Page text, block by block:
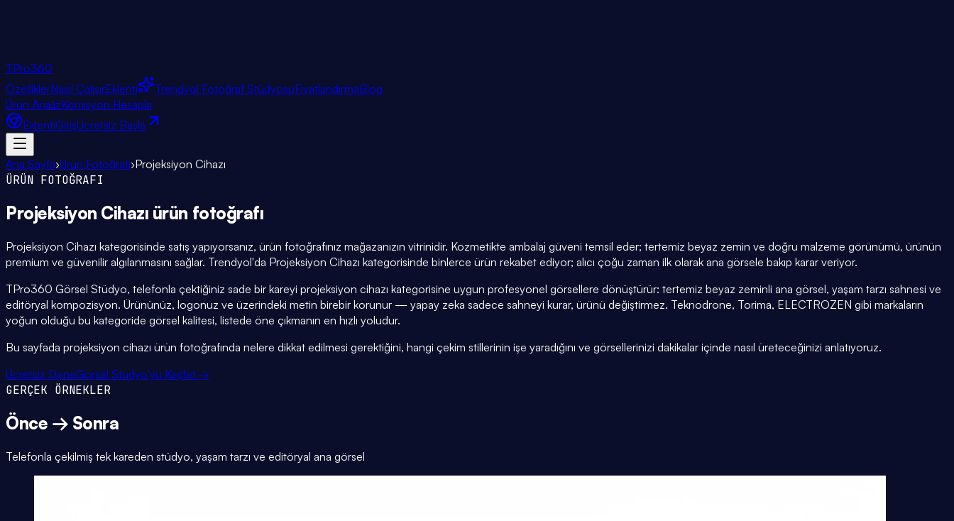
TPro360
ÖzelliklerNasıl ÇalışırEklenti Trendyol Fotoğraf StüdyosuFiyatlandırmaBlog
Ürün AnalizKomisyon Hesapla
EklentiGirişÜcretsiz Başla
Ana Sayfa›Ürün Fotoğrafı›Projeksiyon Cihazı
ÜRÜN FOTOĞRAFI
Projeksiyon Cihazı ürün fotoğrafı
Projeksiyon Cihazı kategorisinde satış yapıyorsanız, ürün fotoğrafınız mağazanızın vitrinidir. Kozmetikte ambalaj güveni temsil eder; tertemiz beyaz zemin ve doğru malzeme görünümü, ürünün
premium ve güvenilir algılanmasını sağlar. Trendyol'da Projeksiyon Cihazı kategorisinde binlerce ürün rekabet ediyor; alıcı çoğu zaman ilk olarak ana görsele bakıp karar veriyor.
TPro360 Görsel Stüdyo, telefonla çektiğiniz sade bir kareyi projeksiyon cihazı kategorisine uygun profesyonel görsellere dönüştürür: tertemiz beyaz zeminli ana görsel, yaşam tarzı sahnesi ve
editöryal kompozisyon. Ürününüz, logonuz ve üzerindeki metin birebir korunur — yapay zeka sadece sahneyi kurar, ürünü değiştirmez. Teknodrone, Torima, ELECTROZEN gibi markaların
yoğun olduğu bu kategoride görsel kalitesi, listede öne çıkmanın en hızlı yoludur.
Bu sayfada projeksiyon cihazı ürün fotoğrafında nelere dikkat edilmesi gerektiğini, hangi çekim stillerinin işe yaradığını ve görsellerinizi dakikalar içinde nasıl üreteceğinizi anlatıyoruz.
Ücretsiz DeneGörsel Stüdyo'yu Keşfet →
GERÇEK ÖRNEKLER
Önce → Sonra
Telefonla çekilmiş tek kareden stüdyo, yaşam tarzı ve editöryal ana görsel